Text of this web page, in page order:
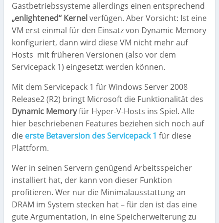
Gastbetriebssysteme allerdings einen entsprechend
„enlightened“ Kernel verfügen. Aber Vorsicht: Ist eine
VM erst einmal für den Einsatz von Dynamic Memory
konfiguriert, dann wird diese VM nicht mehr auf
Hosts mit früheren Versionen (also vor dem
Servicepack 1) eingesetzt werden können.
Mit dem Servicepack 1 für Windows Server 2008
Release2 (R2) bringt Microsoft die Funktionalität des
Dynamic Memoryfür Hyper-V-Hosts ins Spiel. Alle
hier beschriebenen Features beziehen sich noch auf
die erste Betaversion des Servicepack 1 für diese
Plattform.
Wer in seinen Servern genügend Arbeitsspeicher
installiert hat, der kann von dieser Funktion
profitieren. Wer nur die Minimalausstattung an
DRAM im System stecken hat – für den ist das eine
gute Argumentation, in eine Speicherweiterung zu